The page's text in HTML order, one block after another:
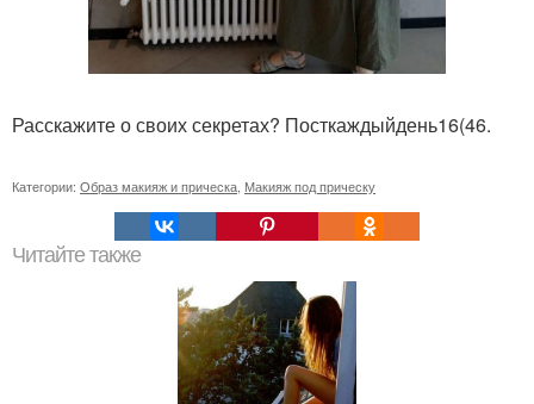
Расскажите о своих секретах? Посткаждыйдень16(46.
Категории: Образ макияж и прическа Макияж под прическу
Читайте также